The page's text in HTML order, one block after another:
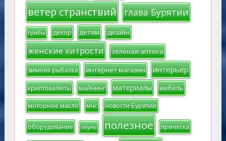
ветер странствий глава Бурятии
грибы декор детям дизайн
женские хитрости зеленая аптека
зимняя рыбалка интернет магазин интерьер
криптовалюты майнинг материалы мебель
моторное масло мчс новости Бурятии
оборудование окунь полезное прическа